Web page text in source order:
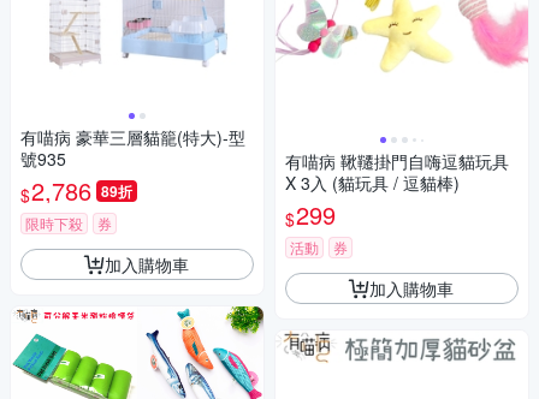
有喵病 豪華三層貓籠(特大)-型
號935
$2,786 89折
限時下殺 券
加入購物車
有喵病 鞦韆掛門自嗨逗貓玩具
X 3入 (貓玩具 / 逗貓棒)
$299
活動 券
加入購物車